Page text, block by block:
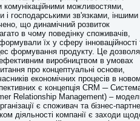
комунікаційними можливостями,
і господарськими зв'язками, іншими
що динамічний розвиток
в чому поведінку споживачів,
їх у сферу інноваційності
формування продукту. Це
виробництвом в умовах
про концептуальні основи,
економічних процесів в
є концепція CRM ─
Relationship Management) –
є споживач та бізнес-
діяльності компанії є заходи